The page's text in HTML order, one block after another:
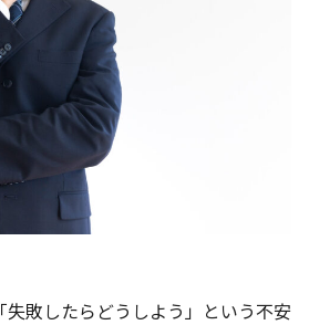
「失敗したらどうしよう」という不安